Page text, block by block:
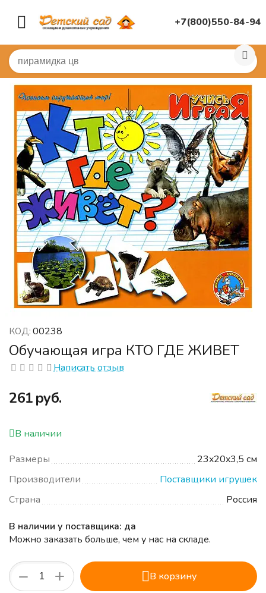
+7(800)550-84-94
Главная / ДИДАКТИЧЕСКИЕ ИГРЫ Настольные игры
КОД: 00238
Обучающая игра КТО ГДЕ ЖИВЕТ
Написать отзыв
‍261‍руб.
В наличии
Размеры
23x20x3,5 см
Производители
Поставщики игрушек
Страна
Россия
В наличии у поставщика: да
Можно заказать больше, чем у нас на складе.
+
− В корзину